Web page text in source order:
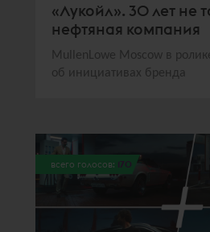
«Лукойл». 30 лет не
нефтяная компания
MullenLowe Moscow в
об инициативах бренда
всего голосов: 170